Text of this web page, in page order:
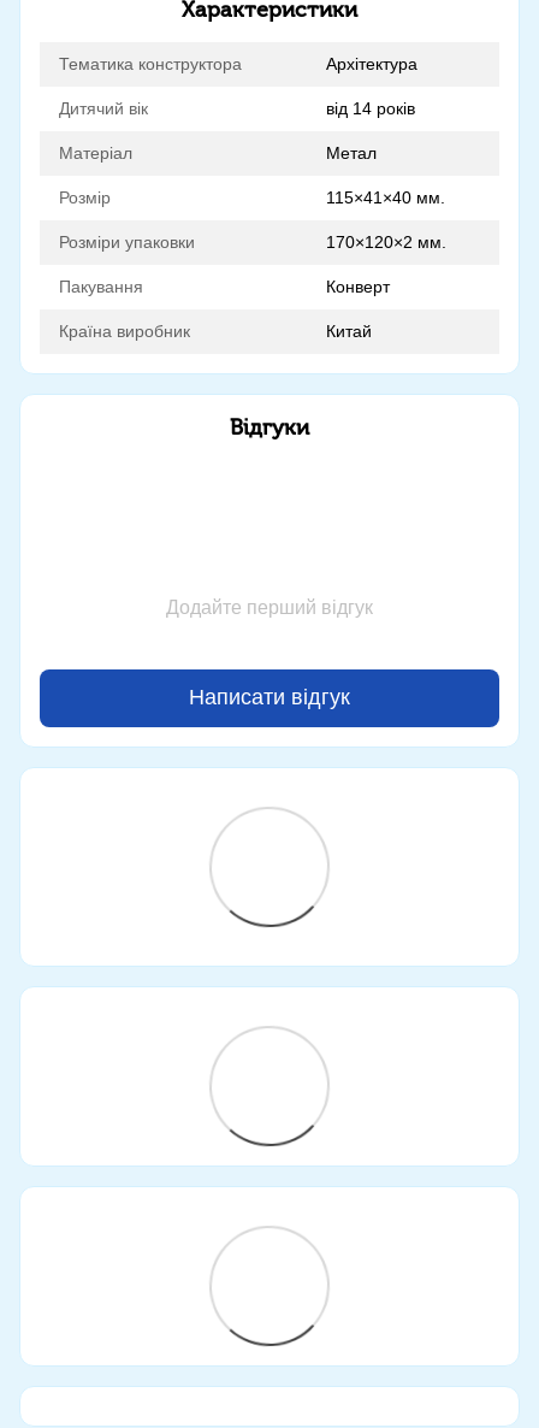
Характеристики
Тематика конструктора Архітектура
Дитячий вік від 14 років
Матеріал Метал
Розмір 115×41×40 мм.
Розміри упаковки 170×120×2 мм.
Пакування Конверт
Країна виробник Китай
Відгуки
Додайте перший відгук
Написати відгук